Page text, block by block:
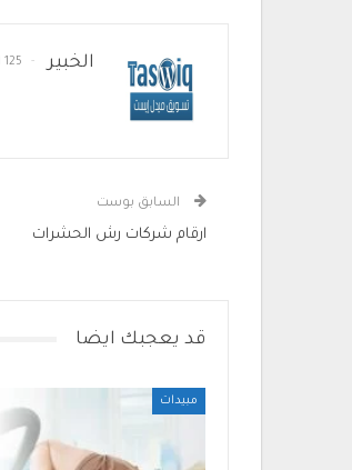
الخبير 125 المشاركات
السابق بوست
ارقام شركات رش الحشرات
قد يعجبك ايضا
مبيدات